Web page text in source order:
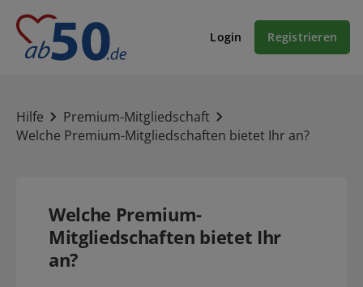
Login Registrieren
Hilfe
Premium-Mitgliedschaft
Welche Premium-Mitgliedschaften bietet Ihr an?
Welche Premium-
Mitgliedschaften bietet Ihr
an?